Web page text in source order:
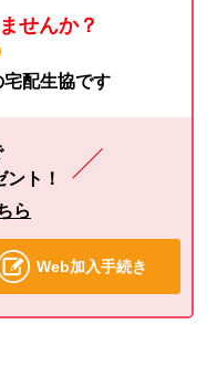
せんか？
配生協です
ント！
ら
Web加入手続き